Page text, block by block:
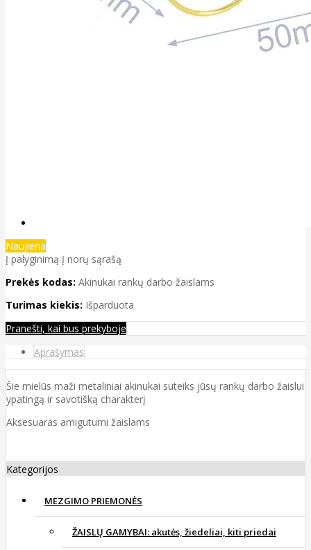
Naujiena
Į palyginimą Į norų sąrašą
Prekės kodas: Akinukai rankų darbo žaislams
Turimas kiekis: Išparduota
Pranešti, kai bus prekyboje
Aprašymas
Šie mielūs maži metaliniai akinukai suteiks jūsų rankų darbo žaislui
ypatingą ir savotišką charakterį
Aksesuaras amigutumi žaislams
Kategorijos
MEZGIMO PRIEMONĖS
ŽAISLŲ GAMYBAI: akutės, žiedeliai, kiti priedai